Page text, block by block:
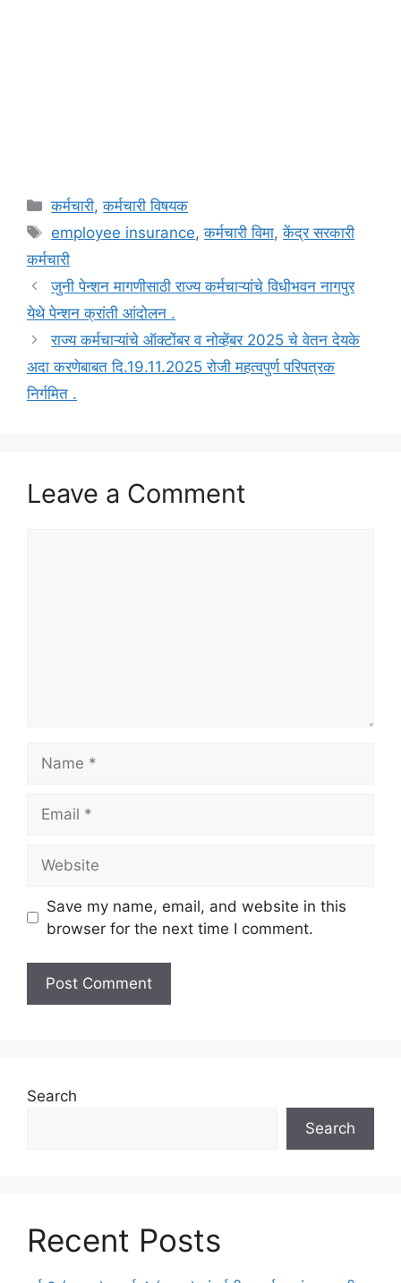
Categories
कर्मचारी,कर्मचारी विषयक
Tags
employee insurance,कर्मचारी विमा,केंद्र सरकारी
कर्मचारी
जुनी पेन्शन मागणीसाठी राज्य कर्मचाऱ्यांचे विधीभवन नागपुर
येथे पेन्शन क्रांती आंदोलन .
राज्य कर्मचाऱ्यांचे ऑक्टोंबर व नोव्हेंबर 2025 चे वेतन देयके
अदा करणेबाबत दि.19.11.2025 रोजी महत्वपुर्ण परिपत्रक
निर्गमित .
Leave a Comment
Save my name, email, and website in this
browser for the next time I comment.
Search
Search
Recent Posts